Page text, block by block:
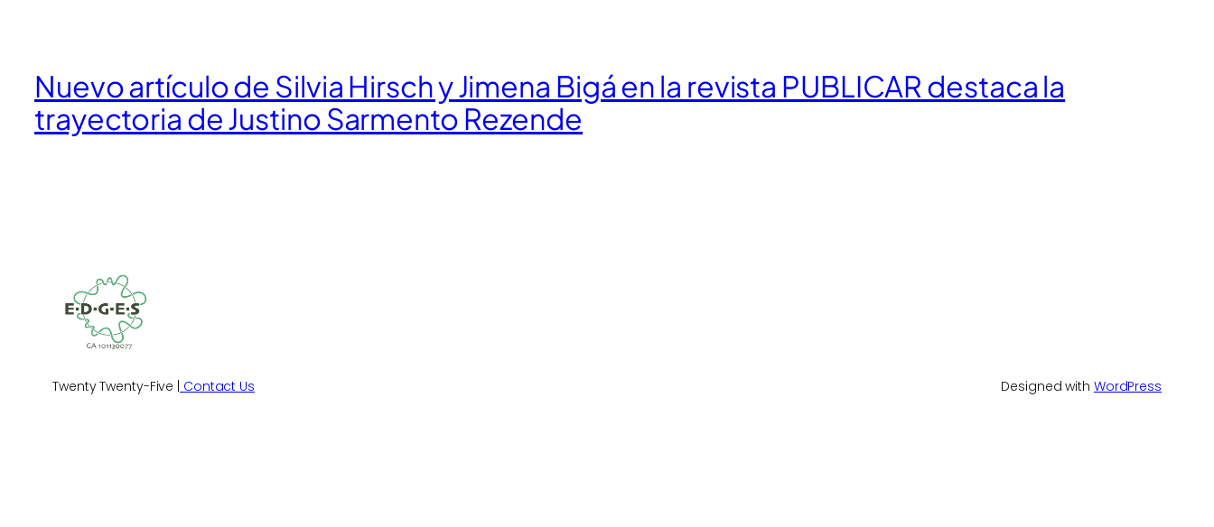
Nuevo artículo de Silvia Hirsch y Jimena Bigá en la revista PUBLICAR destaca la
trayectoria de Justino Sarmento Rezende
Twenty Twenty-Five | Contact Us Designed with WordPress